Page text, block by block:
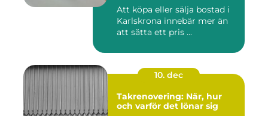
Att köpa eller sälja bostad i
Karlskrona innebär mer än
att sätta ett pris ...
10. dec
Takrenovering: När, hur
och varför det lönar sig